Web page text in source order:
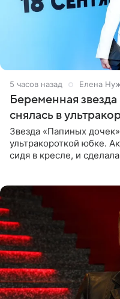
5 часов назад Елена
Беременная
снялась в
Звезда «Папиных
ультракороткой юбке.
сидя в кресле, и